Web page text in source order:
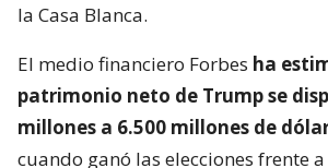
la Casa Blanca.
El medio financiero Forbes ha
patrimonio neto de Trump se
millones a 6.500 millones de
cuando ganó las elecciones frente